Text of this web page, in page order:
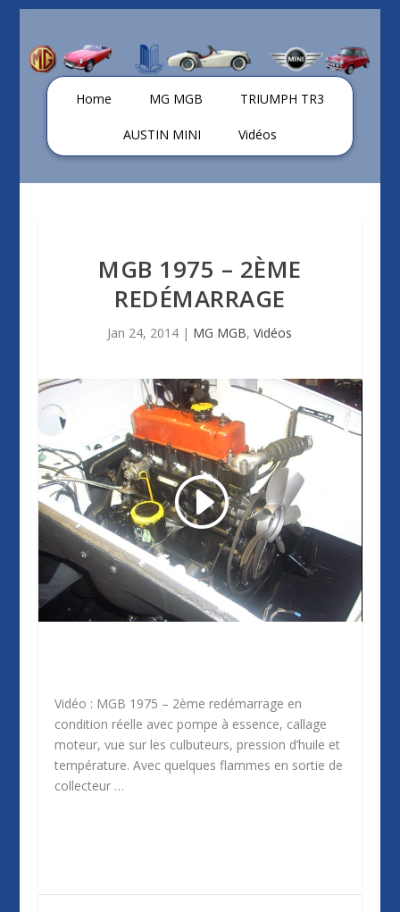
Home MG MGB TRIUMPH TR3
AUSTIN MINI Vidéos
MGB 1975 – 2ÈME
REDÉMARRAGE
Jan 24, 2014 | MG MGB,Vidéos
Vidéo : MGB 1975 – 2ème redémarrage en
condition réelle avec pompe à essence, callage
moteur, vue sur les culbuteurs, pression d’huile et
température. Avec quelques flammes en sortie de
collecteur …